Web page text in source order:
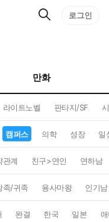
검
로그인
만화
라이트노벨 판타지/SF
캠퍼스 의학 성장 일
관계 친구>연인 연하남
족/귀족 용사마왕 인기남
완결 한국 일본